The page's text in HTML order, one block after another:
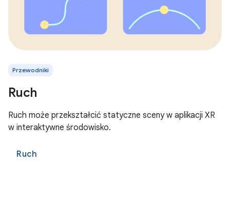
Przewodniki
Ruch
Ruch może przekształcić statyczne sceny w aplikacji XR
w interaktywne środowisko.
Ruch